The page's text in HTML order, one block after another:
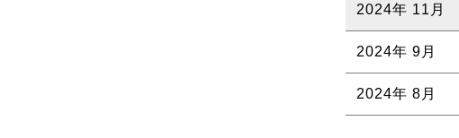
2024年 11月
2024年 9月
2024年 8月